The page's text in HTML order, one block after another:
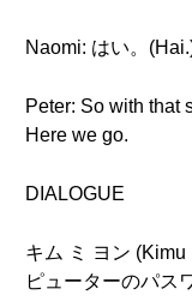
Naomi: はい。
Peter: So with that
Here we go.
DIALOGUE
キム ミ ヨン
ピューターのパス